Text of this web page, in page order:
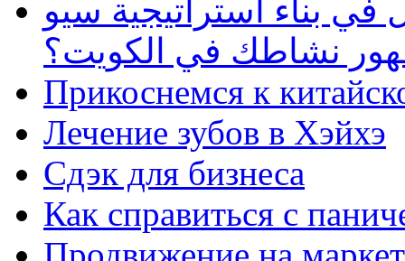
بناء استراتيجية سيو
نشاطك في الكويت؟
Прикоснемся к
Лечение зубов в Хэйхэ
Сдэк для бизнеса
Как справиться с